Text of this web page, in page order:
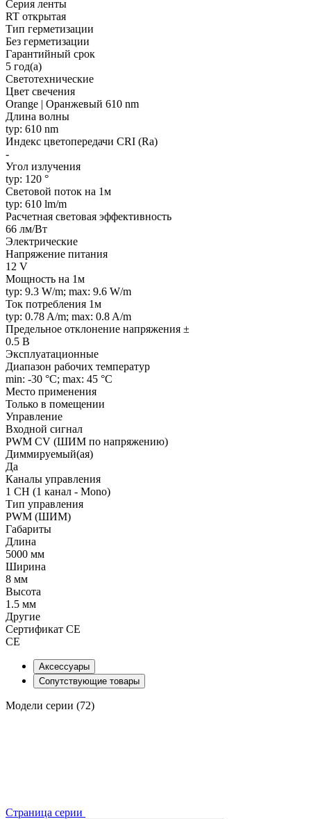
Серия ленты
RT открытая
Тип герметизации
Без герметизации
Гарантийный срок
5 год(а)
Светотехнические
Цвет свечения
Orange | Оранжевый 610 nm
Длина волны
typ: 610 nm
Индекс цветопередачи CRI (Ra)
-
Угол излучения
typ: 120 °
Световой поток на 1м
typ: 610 lm/m
Расчетная световая эффективность
66 лм/Вт
Электрические
Напряжение питания
12 V
Мощность на 1м
typ: 9.3 W/m; max: 9.6 W/m
Ток потребления 1м
typ: 0.78 A/m; max: 0.8 A/m
Предельное отклонение напряжения ±
0.5 В
Эксплуатационные
Диапазон рабочих температур
min: -30 °C; max: 45 °C
Место применения
Только в помещении
Управление
Входной сигнал
PWM СV (ШИМ по напряжению)
Диммируемый(ая)
Да
Каналы управления
1 CH (1 канал - Mono)
Тип управления
PWM (ШИМ)
Габариты
Длина
5000 мм
Ширина
8 мм
Высота
1.5 мм
Другие
Сертификат CE
CE
Аксессуары
Сопутствующие товары
Модели серии (72)
Страница серии